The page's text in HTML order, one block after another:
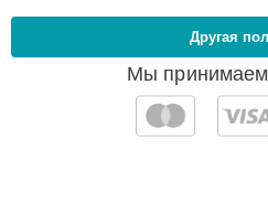
Мы принимаем
Другая